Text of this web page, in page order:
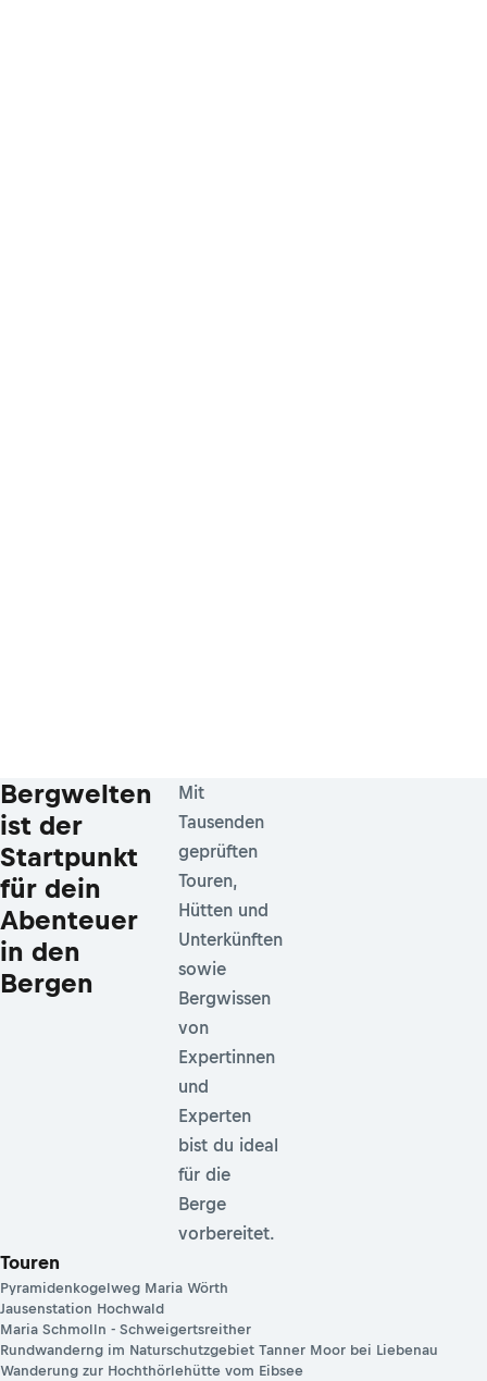
Bergwelten
ist der
Startpunkt
für dein
Abenteuer
in den
Bergen
Mit
Tausenden
geprüften
Touren,
Hütten und
Unterkünften
sowie
Bergwissen
von
Expertinnen
und
Experten
bist du ideal
für die
Berge
vorbereitet.
Touren
Pyramidenkogelweg Maria Wörth
Jausenstation Hochwald
Maria Schmolln - Schweigertsreither
Rundwanderng im Naturschutzgebiet Tanner Moor bei Liebenau
Wanderung zur Hochthörlehütte vom Eibsee